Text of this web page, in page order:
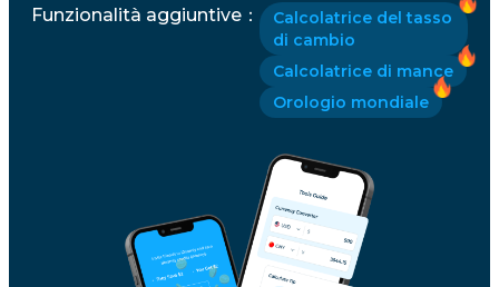
Funzionalità aggiuntive ：
Calcolatrice del tasso
di cambio
Calcolatrice di mance
Orologio mondiale